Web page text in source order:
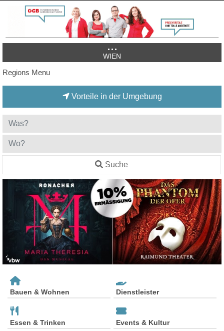
WIEN
Regions Menu
Vorteile in der Umgebung
Suche
Bauen & Wohnen Dienstleister
Essen & Trinken Events & Kultur